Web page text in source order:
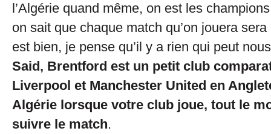
l’Algérie quand même, on est les
on sait que chaque match qu’on jouera
est bien, je pense qu’il y a rien qui peut
Said, Brentford est un petit club
Liverpool et Manchester United en
Algérie lorsque votre club joue, tout le
suivre le match.